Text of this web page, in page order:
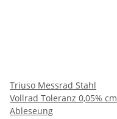
Triuso Messrad Stahl
Vollrad Toleranz 0,05% cm
Ableseung